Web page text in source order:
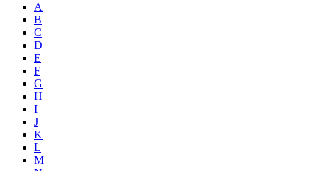
A
B
C
D
E
F
G
H
I
J
K
L
M